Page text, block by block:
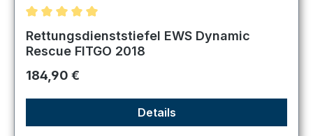
Durchschnittliche Bewertung von 5 von 5 Sternen
Rettungsdienststiefel EWS Dynamic
Rescue FITGO 2018
Regulärer Preis:
184,90 €
Details